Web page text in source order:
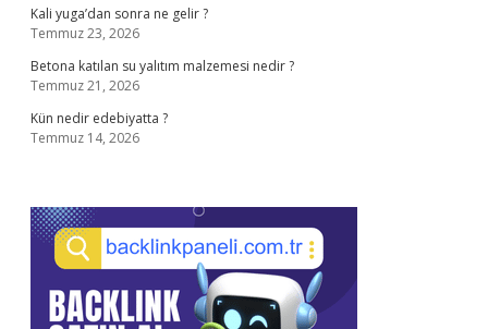
Kali yuga’dan sonra ne gelir ?
Temmuz 23, 2026
Betona katılan su yalıtım malzemesi nedir ?
Temmuz 21, 2026
Kün nedir edebiyatta ?
Temmuz 14, 2026